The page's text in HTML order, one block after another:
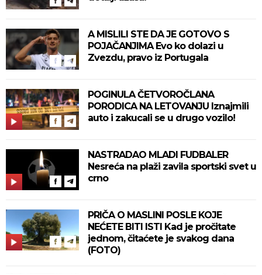
A MISLILI STE DA JE GOTOVO S
POJAČANJIMA Evo ko dolazi u
Zvezdu, pravo iz Portugala
POGINULA ČETVOROČLANA
PORODICA NA LETOVANJU Iznajmili
auto i zakucali se u drugo vozilo!
NASTRADAO MLADI FUDBALER
Nesreća na plaži zavila sportski svet u
crno
PRIČA O MASLINI POSLE KOJE
NEĆETE BITI ISTI Kad je pročitate
jednom, čitaćete je svakog dana
(FOTO)